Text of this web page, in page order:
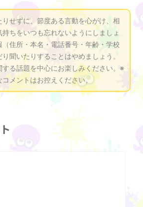
せずに、節度ある言動を心がけ、相
ちをいつも忘れないようにしましょ
（住所・本名・電話番号・年齢・学校
聞いたりすることはやめましょう。
する話題を中心にお楽しみください。※
メントはお控えください。